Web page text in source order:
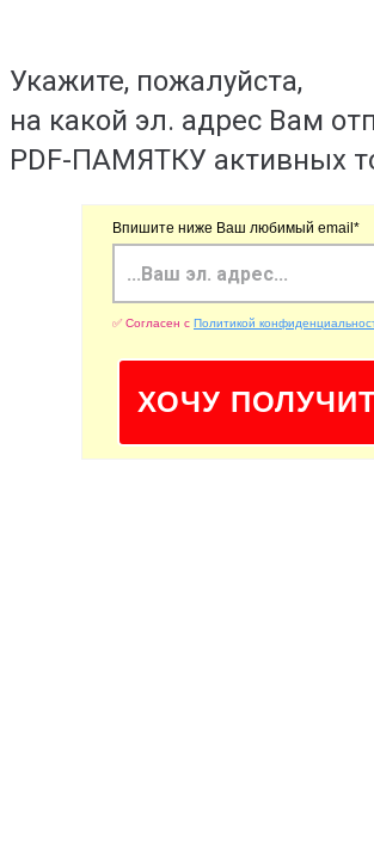
Укажите, пожалуйста,
на какой эл. адрес Вам
PDF-ПАМЯТКУ активных
Впишите ниже Ваш любимый email*
✅ Согласен с Политикой